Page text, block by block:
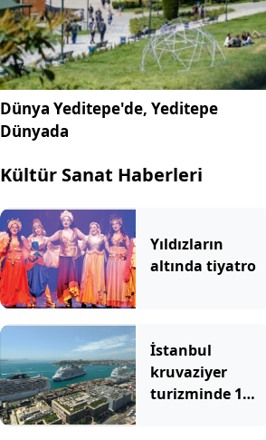
Dünya Yeditepe'de, Yeditepe
Dünyada
Kültür Sanat Haberleri
Yıldızların
altında tiyatro
İstanbul
kruvaziyer
turizminde 1